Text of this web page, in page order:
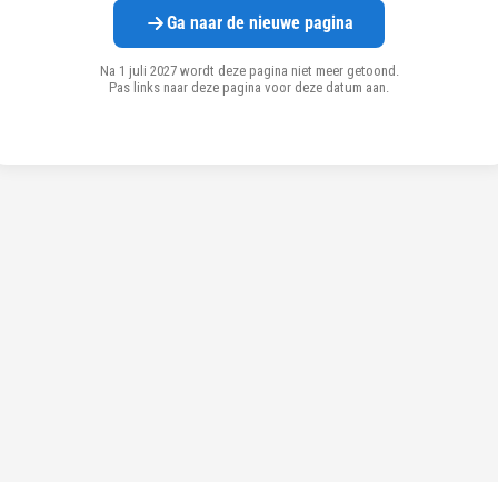
Ga naar de nieuwe pagina
Na 1 juli 2027 wordt deze pagina niet meer getoond.
Pas links naar deze pagina voor deze datum aan.